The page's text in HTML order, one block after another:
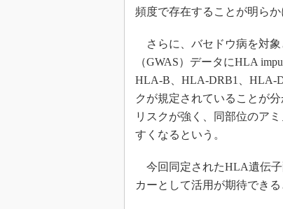
頻度で存在することが明らか
さらに、バセドウ病を対象
（GWAS）データにHLA
HLA-B、HLA-DRB1、HLA-
クが規定されていることが
リスクが強く、同部位のア
すくなるという。
今回同定されたHLA遺伝子
カーとして活用が期待できる